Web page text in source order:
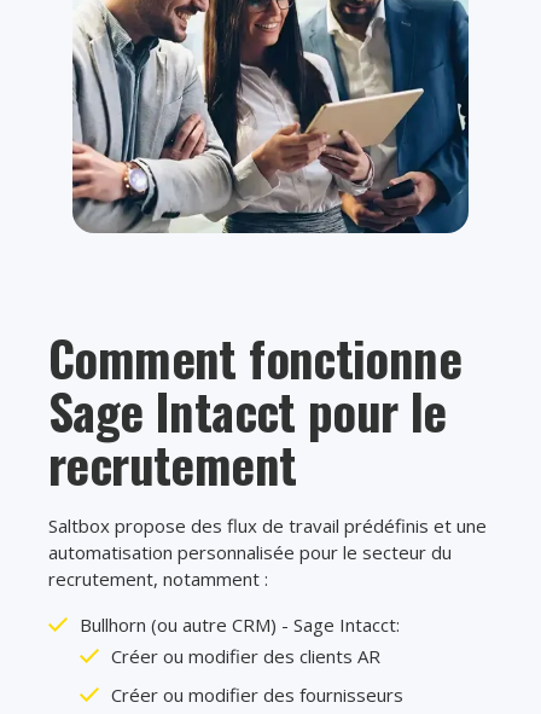
Comment fonctionne
Sage Intacct pour le
recrutement
Saltbox propose des flux de travail prédéfinis et une
automatisation personnalisée pour le secteur du
recrutement, notamment :
Bullhorn (ou autre CRM) - Sage Intacct:
Créer ou modifier des clients AR
Créer ou modifier des fournisseurs